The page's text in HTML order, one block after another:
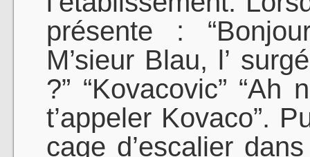
présente :
M’sieur Blau, l’
?” “Kovacovic” “Ah
t’appeler Kovaco”.
cage d’escalier